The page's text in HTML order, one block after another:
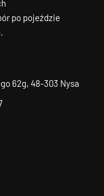
po pojeździe
62g, 48-303 Nysa